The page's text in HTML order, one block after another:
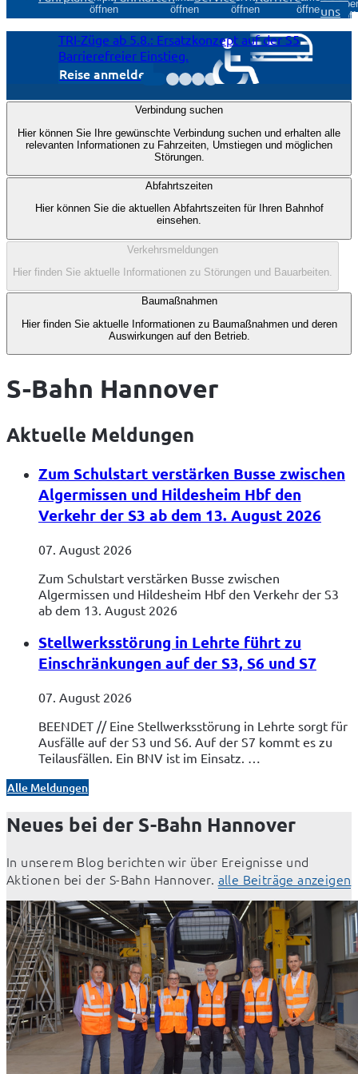
öffnen
öffnen
öffnen
öffnenuns
TRI-Züge ab 5.8.: Ersatzkonzept auf der S5
Barrierefreier Einstieg.
Reise anmelden
Anzeige
von
Verbindung suchen
Hier können Sie Ihre gewünschte Verbindung suchen und erhalten alle
relevanten Informationen zu Fahrzeiten, Umstiegen und möglichen
Störungen.
Abfahrtszeiten
Hier können Sie die aktuellen Abfahrtszeiten für Ihren Bahnhof
einsehen.
Verkehrsmeldungen
Hier finden Sie aktuelle Informationen zu Störungen und Bauarbeiten.
Baumaßnahmen
Hier finden Sie aktuelle Informationen zu Baumaßnahmen und deren
Auswirkungen auf den Betrieb.
S-Bahn Hannover
Aktuelle Meldungen
Zum Schulstart verstärken Busse zwischen
Algermissen und Hildesheim Hbf den
Verkehr der S3 ab dem 13. August 2026
07. August 2026
Zum Schulstart verstärken Busse zwischen
Algermissen und Hildesheim Hbf den Verkehr der S3
ab dem 13. August 2026
Stellwerksstörung in Lehrte führt zu
Einschränkungen auf der S3, S6 und S7
07. August 2026
BEENDET // Eine Stellwerksstörung in Lehrte sorgt für
Ausfälle auf der S3 und S6. Auf der S7 kommt es zu
Teilausfällen. Ein BNV ist im Einsatz. …
Alle Meldungen
Neues bei der S-Bahn Hannover
In unserem Blog berichten wir über Ereignisse und
Aktionen bei der S-Bahn Hannover. alle Beiträge anzeigen